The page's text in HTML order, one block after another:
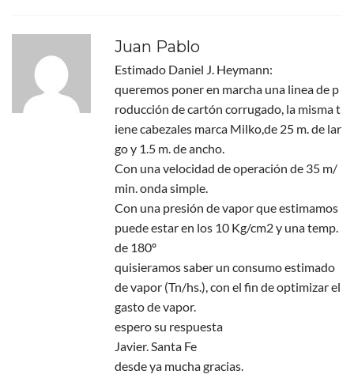
Juan Pablo
Estimado Daniel J. Heymann:
queremos poner en marcha una linea de p
roducción de cartón corrugado, la misma t
iene cabezales marca Milko,de 25 m. de lar
go y 1.5 m. de ancho.
Con una velocidad de operación de 35 m/
min. onda simple.
Con una presión de vapor que estimamos
puede estar en los 10 Kg/cm2 y una temp.
de 180º
quisieramos saber un consumo estimado
de vapor (Tn/hs.), con el fin de optimizar el
gasto de vapor.
espero su respuesta
Javier. Santa Fe
desde ya mucha gracias.